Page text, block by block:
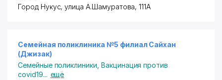
Город Нукус, улица А.Шамуратова, 111А
Семейная поликлиника №5 филиал Сайхан
(Джизак)
Семейные поликлиники Вакцинация против
covid19... ещё